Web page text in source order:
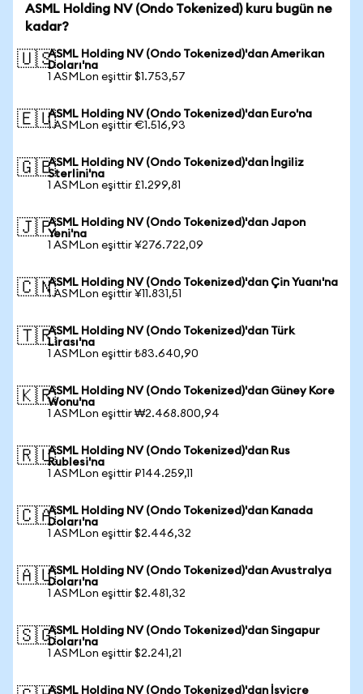
ASML Holding NV (Ondo Tokenized) kuru bugün ne
kadar?
🇺🇸ASML Holding NV (Ondo Tokenized)'dan Amerikan
Doları'na
1 ASMLon eşittir $1.753,57
🇪🇺ASML Holding NV (Ondo Tokenized)'dan Euro'na
1 ASMLon eşittir €1.516,93
🇬🇧ASML Holding NV (Ondo Tokenized)'dan İngiliz
Sterlini'na
1 ASMLon eşittir £1.299,81
🇯🇵ASML Holding NV (Ondo Tokenized)'dan Japon
Yeni'na
1 ASMLon eşittir ¥276.722,09
🇨🇳ASML Holding NV (Ondo Tokenized)'dan Çin Yuanı'na
1 ASMLon eşittir ¥11.831,51
🇹🇷ASML Holding NV (Ondo Tokenized)'dan Türk
Lirası'na
1 ASMLon eşittir ₺83.640,90
🇰🇷ASML Holding NV (Ondo Tokenized)'dan Güney Kore
Wonu'na
1 ASMLon eşittir ₩2.468.800,94
🇷🇺ASML Holding NV (Ondo Tokenized)'dan Rus
Rublesi'na
1 ASMLon eşittir ₽144.259,11
🇨🇦ASML Holding NV (Ondo Tokenized)'dan Kanada
Doları'na
1 ASMLon eşittir $2.446,32
🇦🇺ASML Holding NV (Ondo Tokenized)'dan Avustralya
Doları'na
1 ASMLon eşittir $2.481,32
🇸🇬ASML Holding NV (Ondo Tokenized)'dan Singapur
Doları'na
1 ASMLon eşittir $2.241,21
ASML Holding NV (Ondo Tokenized)'dan İsviçre